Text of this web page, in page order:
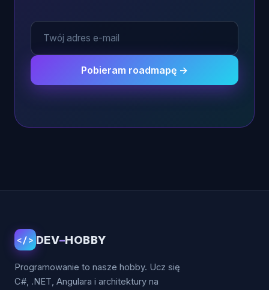
Pobieram roadmapę →
</> DEV–HOBBY
Programowanie to nasze hobby. Ucz się
C#, .NET, Angulara i architektury na